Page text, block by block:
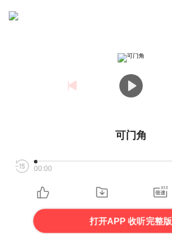
可门角
00:00
打开APP 收听完整版